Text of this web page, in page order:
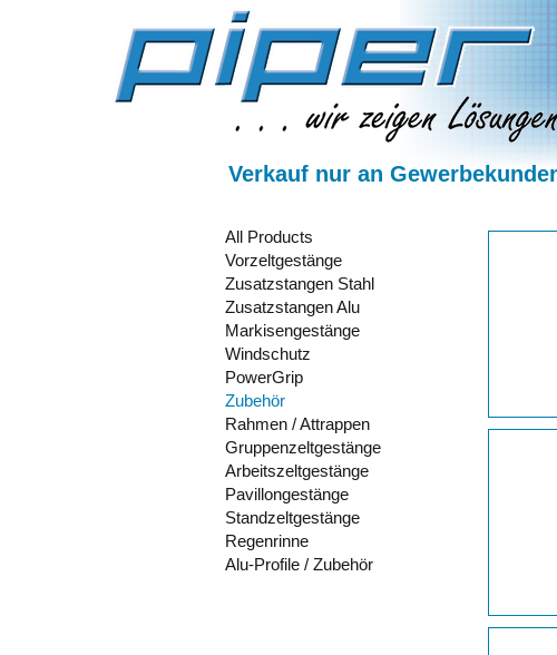
Verkauf nur an
All Products
Vorzeltgestänge
Zusatzstangen Stahl
Zusatzstangen Alu
Markisengestänge
Windschutz
PowerGrip
Zubehör
Rahmen / Attrappen
Gruppenzeltgestänge
Arbeitszeltgestänge
Pavillongestänge
Standzeltgestänge
Regenrinne
Alu-Profile / Zubehör